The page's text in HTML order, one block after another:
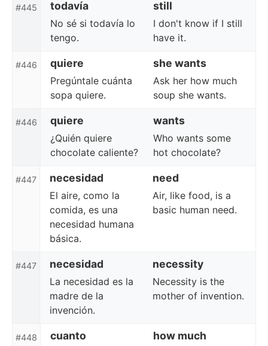
#445 todavía still
No sé si todavía lo
tengo.
I don't know if I still
have it.
#446 quiere she wants
Pregúntale cuánta
sopa quiere.
Ask her how much
soup she wants.
#446 quiere wants
¿Quién quiere
chocolate caliente?
Who wants some
hot chocolate?
#447 necesidad need
El aire, como la
comida, es una
necesidad humana
básica.
Air, like food, is a
basic human need.
#447 necesidad necessity
La necesidad es la
madre de la
invención.
Necessity is the
mother of invention.
#448 cuanto how much